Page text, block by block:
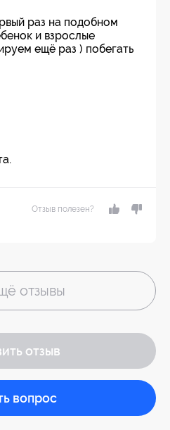
раз на подобном
и взрослые
ещё раз ) побегать
Отзыв полезен?
отзывы
отзыв
вопрос